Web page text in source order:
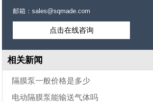
邮箱：sales@sqmade.com
点击在线咨询
相关新闻
隔膜泵一般价格是多少
电动隔膜泵能输送气体吗